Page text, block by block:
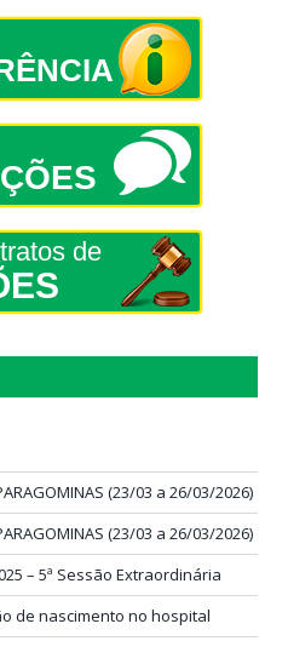
de
(23/03 a 26/03/2026)
(23/03 a 26/03/2026)
– 5ª Sessão Extraordinária
de nascimento no hospital